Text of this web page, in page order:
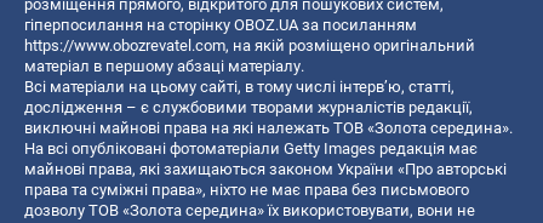
розміщення прямого, відкритого для пошукових систем,
гіперпосилання на сторінку OBOZ.UA за посиланням
https://www.obozrevatel.com, на якій розміщено оригінальний
матеріал в першому абзаці матеріалу.
Всі матеріали на цьому сайті, в тому числі інтерв’ю, статті,
дослідження – є службовими творами журналістів редакції,
виключні майнові права на які належать ТОВ «Золота середина».
На всі опубліковані фотоматеріали Getty Images редакція має
майнові права, які захищаються законом України «Про авторські
права та суміжні права», ніхто не має права без письмового
дозволу ТОВ «Золота середина» їх використовувати, вони не